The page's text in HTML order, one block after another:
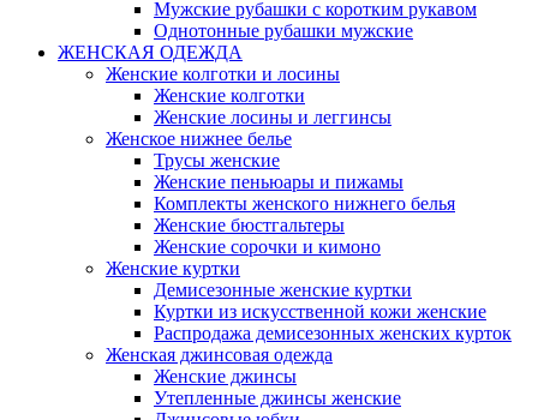
Мужские рубашки с коротким рукавом
Однотонные рубашки мужские
ЖЕНСКАЯ ОДЕЖДА
Женские колготки и лосины
Женские колготки
Женские лосины и леггинсы
Женское нижнее белье
Трусы женские
Женские пеньюары и пижамы
Комплекты женского нижнего белья
Женские бюстгальтеры
Женские сорочки и кимоно
Женские куртки
Демисезонные женские куртки
Куртки из искусственной кожи женские
Распродажа демисезонных женских курток
Женская джинсовая одежда
Женские джинсы
Утепленные джинсы женские